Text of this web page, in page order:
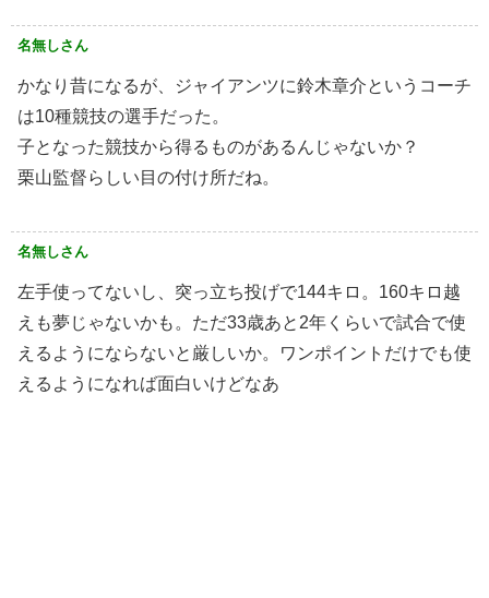
名無しさん
かなり昔になるが、ジャイアンツに鈴木章介というコーチ
は10種競技の選手だった。
子となった競技から得るものがあるんじゃないか？
栗山監督らしい目の付け所だね。
名無しさん
左手使ってないし、突っ立ち投げで144キロ。160キロ越
えも夢じゃないかも。ただ33歳あと2年くらいで試合で使
えるようにならないと厳しいか。ワンポイントだけでも使
えるようになれば面白いけどなあ